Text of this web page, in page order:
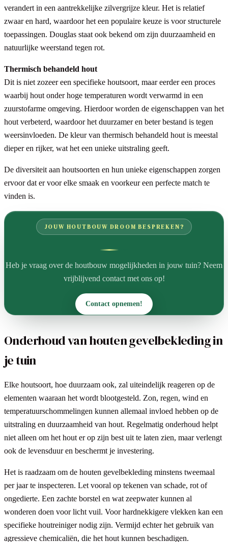
verandert in een aantrekkelijke zilvergrijze kleur. Het is relatief
zwaar en hard, waardoor het een populaire keuze is voor structurele
toepassingen. Douglas staat ook bekend om zijn duurzaamheid en
natuurlijke weerstand tegen rot.
Thermisch behandeld hout
Dit is niet zozeer een specifieke houtsoort, maar eerder een proces
waarbij hout onder hoge temperaturen wordt verwarmd in een
zuurstofarme omgeving. Hierdoor worden de eigenschappen van het
hout verbeterd, waardoor het duurzamer en beter bestand is tegen
weersinvloeden. De kleur van thermisch behandeld hout is meestal
dieper en rijker, wat het een unieke uitstraling geeft.
De diversiteit aan houtsoorten en hun unieke eigenschappen zorgen
ervoor dat er voor elke smaak en voorkeur een perfecte match te
vinden is.
JOUW HOUTBOUW DROOM BESPREKEN?
Heb je vraag over de houtbouw mogelijkheden in jouw tuin? Neem
vrijblijvend contact met ons op!
Contact opnemen!
Onderhoud van houten gevelbekleding in
je tuin
Elke houtsoort, hoe duurzaam ook, zal uiteindelijk reageren op de
elementen waaraan het wordt blootgesteld. Zon, regen, wind en
temperatuurschommelingen kunnen allemaal invloed hebben op de
uitstraling en duurzaamheid van hout. Regelmatig onderhoud helpt
niet alleen om het hout er op zijn best uit te laten zien, maar verlengt
ook de levensduur en beschermt je investering.
Het is raadzaam om de houten gevelbekleding minstens tweemaal
per jaar te inspecteren. Let vooral op tekenen van schade, rot of
ongedierte. Een zachte borstel en wat zeepwater kunnen al
wonderen doen voor licht vuil. Voor hardnekkigere vlekken kan een
specifieke houtreiniger nodig zijn. Vermijd echter het gebruik van
agressieve chemicaliën, die het hout kunnen beschadigen.